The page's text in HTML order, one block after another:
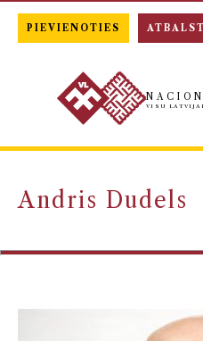
VISU
Andris Dudels
PIEVIENOTIES